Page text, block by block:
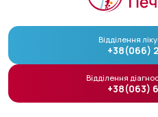
Відділення
+38(066)
Відділення
+38(063)